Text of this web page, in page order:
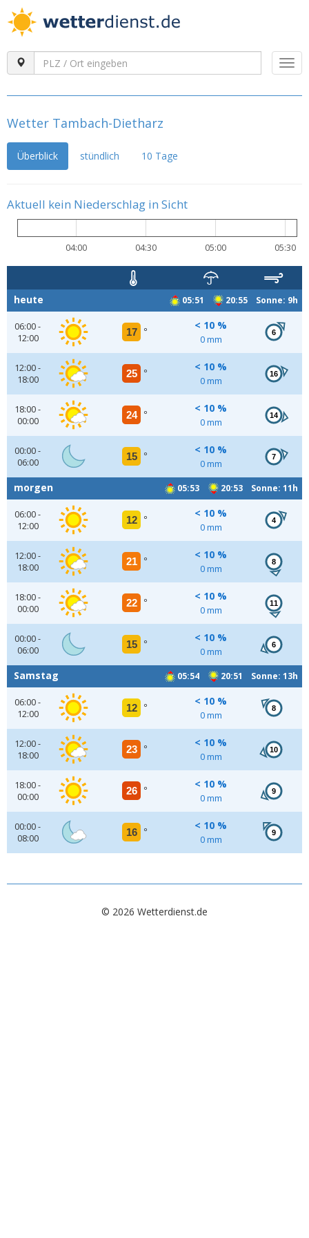
Wetter Tambach-Dietharz
Überblick stündlich 10 Tage
Aktuell kein Niederschlag in Sicht
04:00 04:30 05:00 05:30
05:51 20:55 Sonne: 9h
heute
06:00 -
12:00
17 °
< 10 %
0 mm
6
12:00 -
18:00
25 °
< 10 %
0 mm
16
18:00 -
00:00
24 °
< 10 %
0 mm
14
00:00 -
06:00
15 °
< 10 %
0 mm
7
05:53 20:53 Sonne: 11h
morgen
06:00 -
12:00
12 °
< 10 %
0 mm
4
12:00 -
18:00
21 °
< 10 %
0 mm
8
18:00 -
00:00
22 °
< 10 %
0 mm
11
00:00 -
06:00
15 °
< 10 %
0 mm
6
05:54 20:51 Sonne: 13h
Samstag
06:00 -
12:00
12 °
< 10 %
0 mm
8
12:00 -
18:00
23 °
< 10 %
0 mm
10
18:00 -
00:00
26 °
< 10 %
0 mm
9
00:00 -
08:00
16 °
< 10 %
0 mm
9
© 2026 Wetterdienst.de